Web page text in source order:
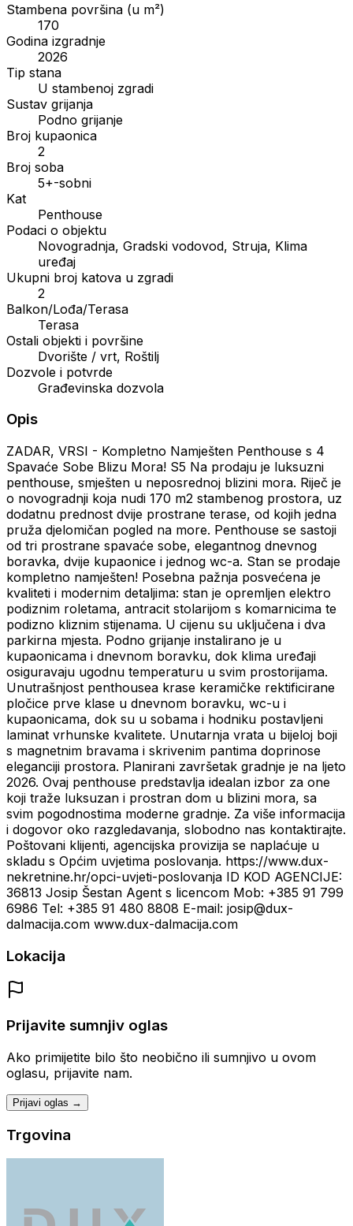
Stambena površina (u m²)
170
Godina izgradnje
2026
Tip stana
U stambenoj zgradi
Sustav grijanja
Podno grijanje
Broj kupaonica
2
Broj soba
5+-sobni
Kat
Penthouse
Podaci o objektu
Novogradnja, Gradski vodovod, Struja, Klima
uređaj
Ukupni broj katova u zgradi
2
Balkon/Lođa/Terasa
Terasa
Ostali objekti i površine
Dvorište / vrt, Roštilj
Dozvole i potvrde
Građevinska dozvola
Opis
ZADAR, VRSI - Kompletno Namješten Penthouse s 4
Spavaće Sobe Blizu Mora! S5 Na prodaju je luksuzni
penthouse, smješten u neposrednoj blizini mora. Riječ je
o novogradnji koja nudi 170 m2 stambenog prostora, uz
dodatnu prednost dvije prostrane terase, od kojih jedna
pruža djelomičan pogled na more. Penthouse se sastoji
od tri prostrane spavaće sobe, elegantnog dnevnog
boravka, dvije kupaonice i jednog wc-a. Stan se prodaje
kompletno namješten! Posebna pažnja posvećena je
kvaliteti i modernim detaljima: stan je opremljen elektro
podiznim roletama, antracit stolarijom s komarnicima te
podizno kliznim stijenama. U cijenu su uključena i dva
parkirna mjesta. Podno grijanje instalirano je u
kupaonicama i dnevnom boravku, dok klima uređaji
osiguravaju ugodnu temperaturu u svim prostorijama.
Unutrašnjost penthousea krase keramičke rektificirane
pločice prve klase u dnevnom boravku, wc-u i
kupaonicama, dok su u sobama i hodniku postavljeni
laminat vrhunske kvalitete. Unutarnja vrata u bijeloj boji
s magnetnim bravama i skrivenim pantima doprinose
eleganciji prostora. Planirani završetak gradnje je na ljeto
2026. Ovaj penthouse predstavlja idealan izbor za one
koji traže luksuzan i prostran dom u blizini mora, sa
svim pogodnostima moderne gradnje. Za više informacija
i dogovor oko razgledavanja, slobodno nas kontaktirajte.
Poštovani klijenti, agencijska provizija se naplaćuje u
skladu s Općim uvjetima poslovanja. https://www.dux-
nekretnine.hr/opci-uvjeti-poslovanja ID KOD AGENCIJE:
36813 Josip Šestan Agent s licencom Mob: +385 91 799
6986 Tel: +385 91 480 8808 E-mail: josip@dux-
dalmacija.com www.dux-dalmacija.com
Lokacija
Prijavite sumnjiv oglas
Ako primijetite bilo što neobično ili sumnjivo u ovom
oglasu, prijavite nam.
Prijavi oglas →
Trgovina